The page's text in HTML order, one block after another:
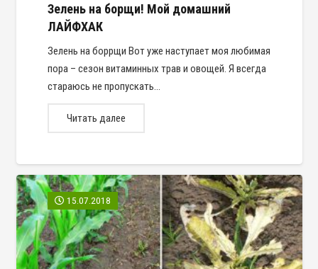
Зелень на борщи! Мой домашний
ЛАЙФХАК
Зелень на боррщи Вот уже наступает моя любимая
пора – сезон витаминных трав и овощей. Я всегда
стараюсь не пропускать…
Читать далее
15.07.2018